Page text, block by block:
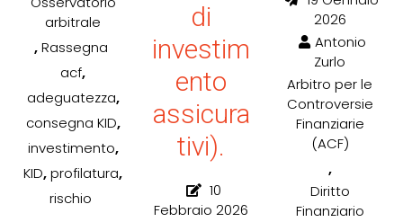
arbitrale
,Rassegna
acf,
adeguatezza,
consegna KID,
investimento,
KID,profilatura,
rischio
di
investim
ento
assicura
tivi).
10
Febbraio 2026
2026
Antonio
Zurlo
Arbitro per le
Controversie
Finanziarie
(ACF)
,
Diritto
Finanziario